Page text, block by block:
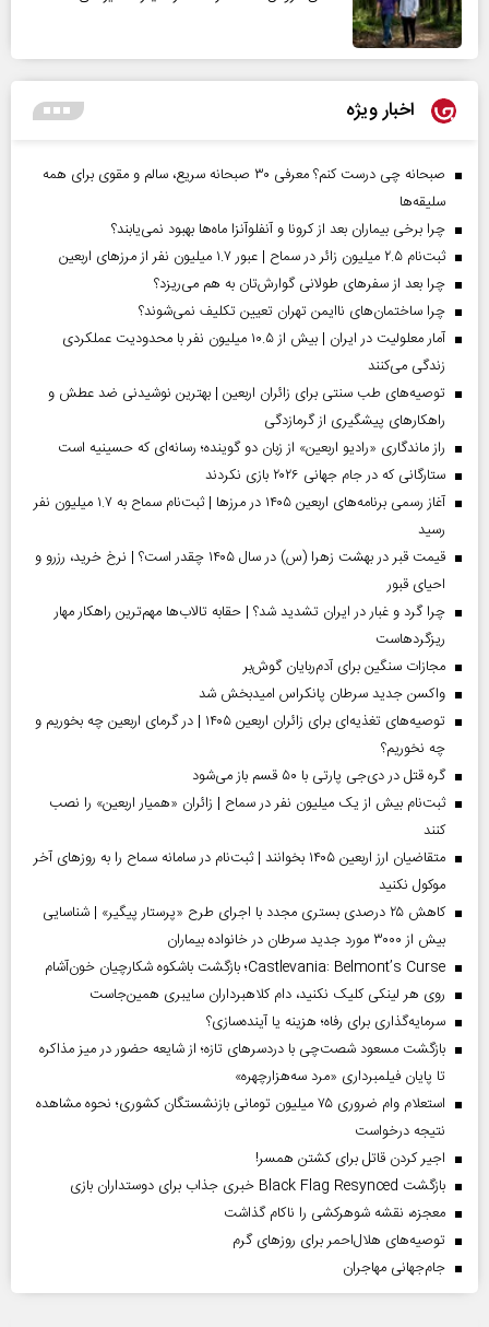
اخبار ویژه
صبحانه چی درست کنم؟ معرفی ۳۰ صبحانه سریع، سالم و مقوی برای همه
سلیقه‌ها
چرا برخی بیماران بعد از کرونا و آنفلوآنزا ماه‌ها بهبود نمی‌یابند؟
ثبت‌نام ۲.۵ میلیون زائر در سماح | عبور ۱.۷ میلیون نفر از مرز‌های اربعین
چرا بعد از سفرهای طولانی گوارش‌تان به هم می‌ریزد؟
چرا ساختمان‌های ناایمن تهران تعیین تکلیف نمی‌شوند؟
آمار معلولیت در ایران | بیش از ۱۰.۵ میلیون نفر با محدودیت عملکردی
زندگی می‌کنند
توصیه‌های طب سنتی برای زائران اربعین | بهترین نوشیدنی ضد عطش و
راهکارهای پیشگیری از گرمازدگی
راز ماندگاری «رادیو اربعین» از زبان دو گوینده؛ رسانه‌ای که حسینیه است
ستارگانی که در جام جهانی ۲۰۲۶ بازی نکردند
آغاز رسمی برنامه‌های اربعین ۱۴۰۵ در مرز‌ها | ثبت‌نام سماح به ۱.۷ میلیون نفر
رسید
قیمت قبر در بهشت زهرا (س) در سال ۱۴۰۵ چقدر است؟ | نرخ خرید، رزرو و
احیای قبور
چرا گرد و غبار در ایران تشدید شد؟ | حقابه تالاب‌ها مهم‌ترین راهکار مهار
ریزگردهاست
مجازات سنگین برای آدم‌ربایان گوش‌بر
واکسن جدید سرطان پانکراس امیدبخش شد
توصیه‌های تغذیه‌ای برای زائران اربعین ۱۴۰۵ | در گرمای اربعین چه بخوریم و
چه نخوریم؟
گره قتل در دی‌جی پارتی با ۵۰ قسم باز می‌شود
ثبت‌نام بیش از یک میلیون نفر در سماح | زائران «همیار اربعین» را نصب
کنند
متقاضیان ارز اربعین ۱۴۰۵ بخوانند | ثبت‌نام در سامانه سماح را به روز‌های آخر
موکول نکنید
کاهش ۲۵ درصدی بستری مجدد با اجرای طرح «پرستار پیگیر» | شناسایی
بیش از ۳۰۰۰ مورد جدید سرطان در خانواده بیماران
Castlevania: Belmont’s Curse؛ بازگشت باشکوه شکارچیان خون‌آشام
روی هر لینکی کلیک نکنید، دام کلاهبرداران سایبری همین‌جاست
سرمایه‌گذاری برای رفاه؛ هزینه یا آینده‌سازی؟
بازگشت مسعود شصت‌چی با دردسر‌های تازه؛ از شایعه حضور در میز مذاکره
تا پایان فیلمبرداری «مرد سه‌هزارچهره»
استعلام وام ضروری ۷۵ میلیون تومانی بازنشستگان کشوری؛ نحوه مشاهده
نتیجه درخواست
اجیر کردن قاتل برای کشتن همسر!
بازگشت Black Flag Resynced خبری جذاب برای دوستداران بازی
معجزه، نقشه شوهرکشی را ناکام گذاشت
توصیه‌های هلال‌احمر برای روز‌های گرم
جام‌جهانی مهاجران